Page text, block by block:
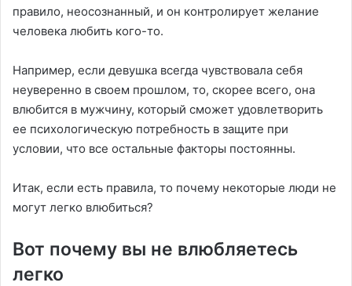
правило, неосознанный, и он контролирует желание
человека любить кого-то.
Например, если девушка всегда чувствовала себя
неуверенно в своем прошлом, то, скорее всего, она
влюбится в мужчину, который сможет удовлетворить
ее психологическую потребность в защите при
условии, что все остальные факторы постоянны.
Итак, если есть правила, то почему некоторые люди не
могут легко влюбиться?
Вот почему вы не влюбляетесь
легко